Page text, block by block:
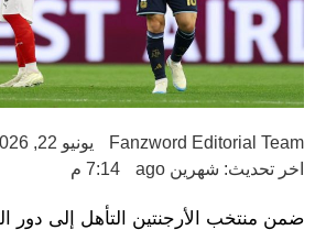
Fanzword Editorial Team
يونيو 22, 2026
اخر تحديث: شهرين ago
7:14 م